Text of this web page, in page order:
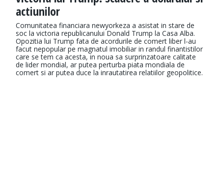
actiunilor
Comunitatea financiara newyorkeza a asistat in stare de
soc la victoria republicanului Donald Trump la Casa Alba.
Opozitia lui Trump fata de acordurile de comert liber l-au
facut nepopular pe magnatul imobiliar in randul finantistilor
care se tem ca acesta, in noua sa surprinzatoare calitate
de lider mondial, ar putea perturba piata mondiala de
comert si ar putea duce la inrautatirea relatiilor geopolitice.